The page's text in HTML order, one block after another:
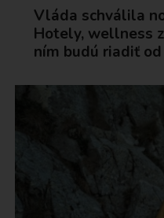
Vláda schválila
Hotely, wellness
ním budú riadiť